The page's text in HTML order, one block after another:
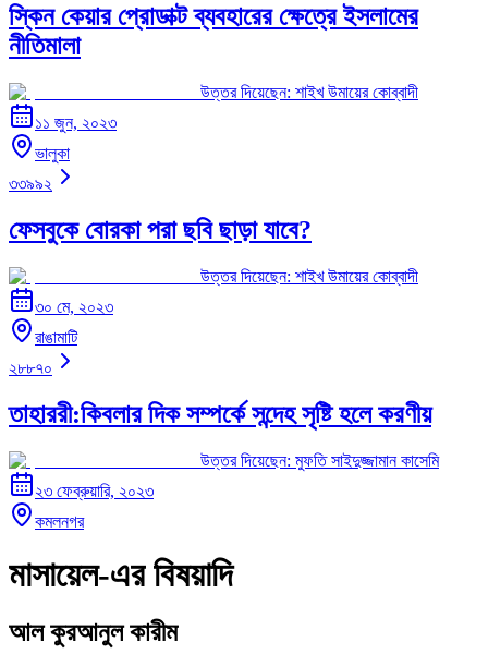
স্কিন কেয়ার প্রোডাক্ট ব্যবহারের ক্ষেত্রে ইসলামের
নীতিমালা
উত্তর দিয়েছেন: শাইখ উমায়ের কোব্বাদী
১১ জুন, ২০২৩
ভালুকা
৩৩৯৯২
ফেসবুকে বোরকা পরা ছবি ছাড়া যাবে?
উত্তর দিয়েছেন: শাইখ উমায়ের কোব্বাদী
৩০ মে, ২০২৩
রাঙামাটি
২৮৮৭০
তাহাররী:কিবলার দিক সম্পর্কে সন্দেহ সৃষ্টি হলে করণীয়
উত্তর দিয়েছেন: মুফতি সাইদুজ্জামান কাসেমি
২৩ ফেব্রুয়ারি, ২০২৩
কমলনগর
মাসায়েল-এর বিষয়াদি
আল কুরআনুল কারীম